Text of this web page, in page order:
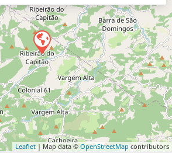
Leaflet | Map data © OpenStreetMap contributors